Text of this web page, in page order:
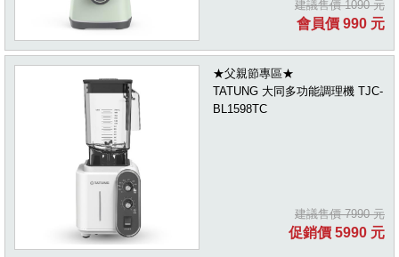
建議售價 1090 元
會員價 990 元
★父親節專區★
TATUNG 大同多功能調理機 TJC-
BL1598TC
建議售價 7990 元
促銷價 5990 元